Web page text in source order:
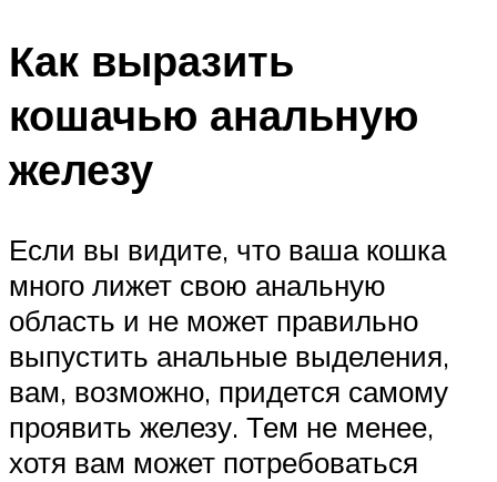
Как выразить
кошачью анальную
железу
Если вы видите, что ваша кошка
много лижет свою анальную
область и не может правильно
выпустить анальные выделения,
вам, возможно, придется самому
проявить железу. Тем не менее,
хотя вам может потребоваться